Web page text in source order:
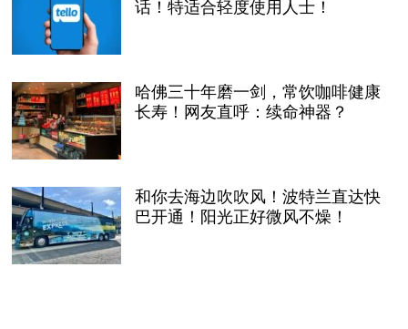
话！特适合轻度使用人士！
哈佛三十年磨一剑，常饮咖啡健康
长寿！网友直呼：续命神器？
和你去海边吹吹风！波特兰直达快
巴开通！阳光正好微风不燥！